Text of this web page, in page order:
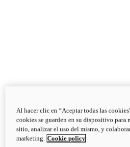
Diavel
V4
Diavel V4
Al hacer clic en “Aceptar todas las
cookies se guarden en su dispositivo para
sitio, analizar el uso del mismo, y
marketing. Cookie policy